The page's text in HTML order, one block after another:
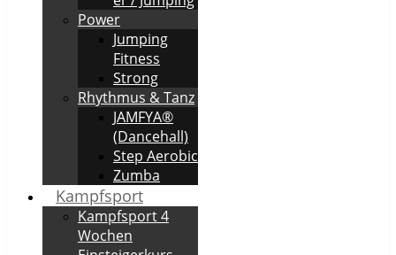
Power
Jumping
Fitness
Strong
Rhythmus & Tanz
JAMFYA®
(Dancehall)
Step Aerobic
Zumba
Kampfsport
Kampfsport 4
Wochen